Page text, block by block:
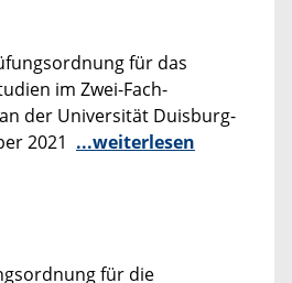
für das
im Zwei-Fach-
der Universität Duisburg-
2021 ...weiterlesen
für die